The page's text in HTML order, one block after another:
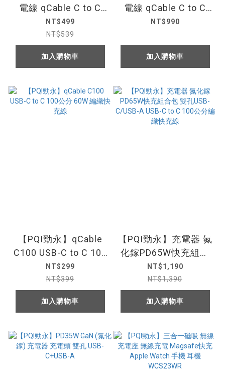
電線 qCable C to C
編織快充線
NT$499
NT$539
加入購物車
電線 qCable C to C
USB4 5A 240W 大電
NT$990
加入購物車
【PQI勁永】qCable
C100 USB-C to C 100
公分 60W 編織快充線
NT$299
NT$399
加入購物車
【PQI勁永】充電器 氮
化鎵PD65W快充組合
包 雙孔USB-C/USB-A
USB-C to C 100公分
編織快充線
NT$1,190
NT$1,390
加入購物車